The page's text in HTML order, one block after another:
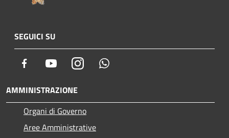
SEGUICI SU
Facebook YoutubeInstagram
AMMINISTRAZIONE
Organi di Governo
Aree Amministrative